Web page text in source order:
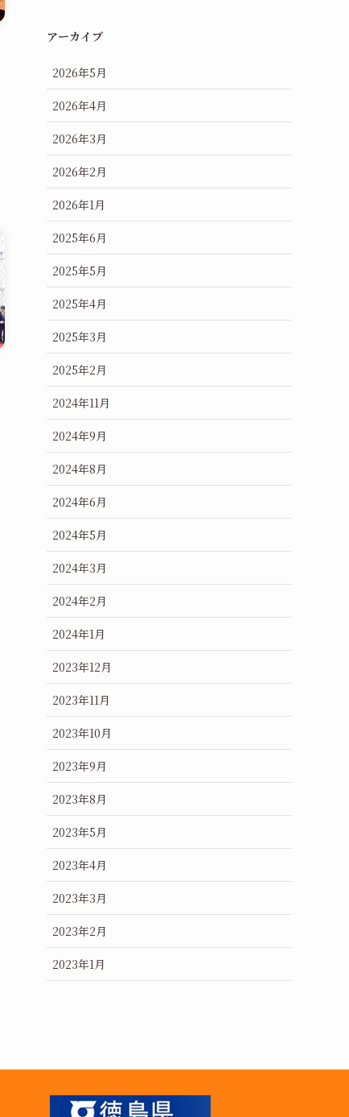
アーカイブ
2026年5月
2026年4月
2026年3月
2026年2月
2026年1月
2025年6月
2025年5月
2025年4月
2025年3月
2025年2月
2024年11月
2024年9月
2024年8月
2024年6月
2024年5月
2024年3月
2024年2月
2024年1月
2023年12月
2023年11月
2023年10月
2023年9月
2023年8月
2023年5月
2023年4月
2023年3月
2023年2月
2023年1月